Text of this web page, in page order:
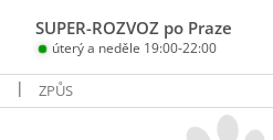
SUPER-ROZVOZ po Praze
úterý a neděle 19:00-22:00
ZPŮSOBY PLATBY